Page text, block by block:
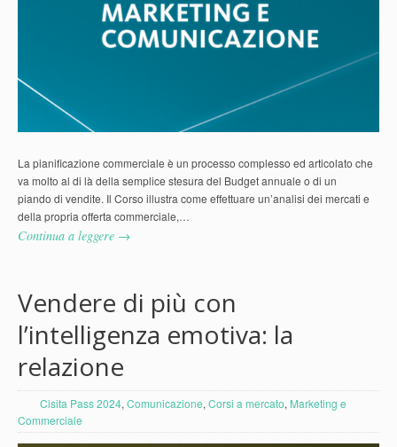
La pianificazione commerciale è un processo complesso ed articolato che
va molto al di là della semplice stesura del Budget annuale o di un
piando di vendite. Il Corso illustra come effettuare un’analisi dei mercati e
della propria offerta commerciale,…
Continua a leggere →
Vendere di più con
l’intelligenza emotiva: la
relazione
Cisita Pass 2024, Comunicazione, Corsi a mercato, Marketing e
Commerciale